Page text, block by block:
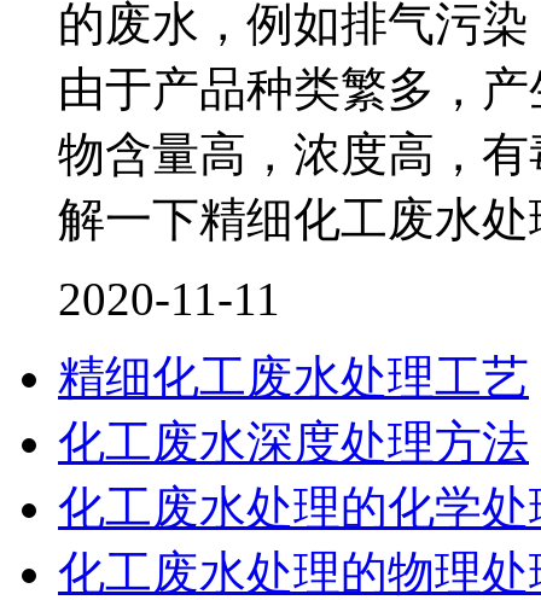
的废水，例如排气污
由于产品种类繁多，
物含量高，浓度高，
解一下精细化工废水
2020-11-11
精细化工废水处理工艺
化工废水深度处理方法
化工废水处理的化学
化工废水处理的物理处